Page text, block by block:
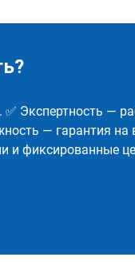
Экспертность —
— гарантия на
и фиксированные